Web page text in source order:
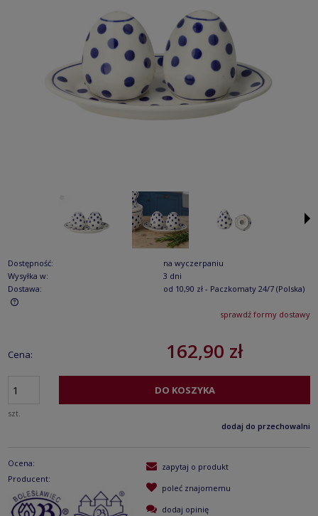
Dostępność:
na wyczerpaniu
Wysyłka w:
3 dni
Dostawa:
od 10,90 zł - Paczkomaty 24/7 (Polska)
Cena nie zawiera ewentualnych kosztów płatnościsprawdź formy dostawy
Cena: 162,90 zł
szt.
DO KOSZYKA
dodaj do przechowalni
Ocena:
Producent:
zapytaj o produkt
poleć znajomemu
dodaj opinię